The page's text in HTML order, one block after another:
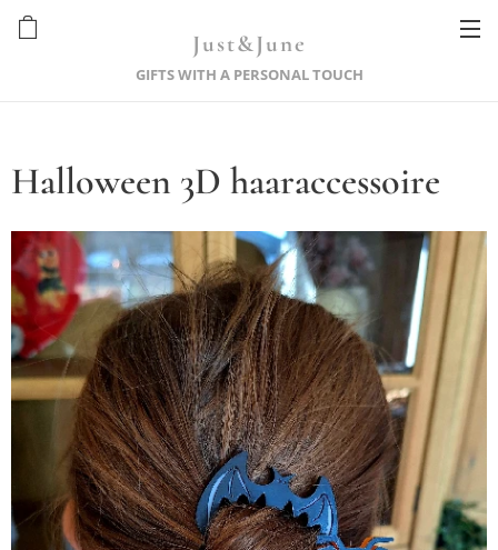
Just&June
GIFTS WITH A PERSONAL TOUCH
Halloween 3D haaraccessoire